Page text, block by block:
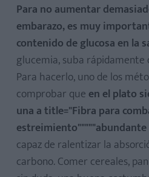
Para no aumentar
embarazo, es muy
contenido de glucosa en la
glucemia, suba rápidamente
Para hacerlo, uno de los
comprobar que en el plato
una a title="Fibra para
capaz de ralentizar la
carbono. Comer cereales,